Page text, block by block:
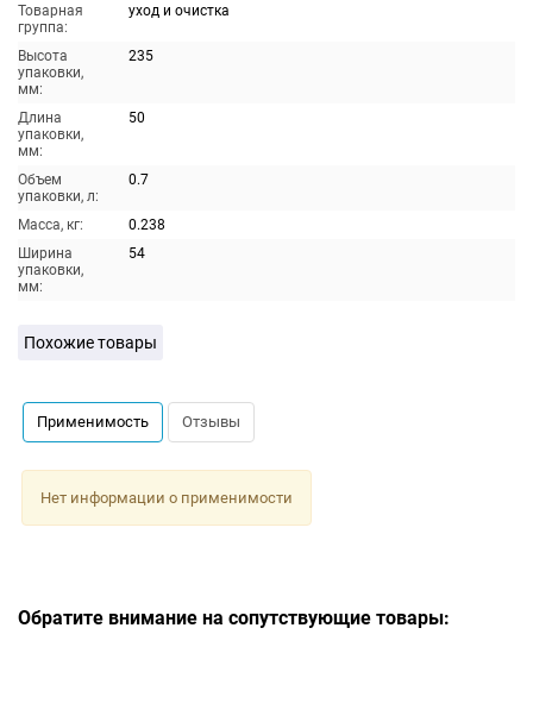
Товарная
группа:
уход и очистка
Высота
упаковки,
мм:
235
Длина
упаковки,
мм:
50
Объем
упаковки, л:
0.7
Масса, кг:
0.238
Ширина
упаковки,
мм:
54
Похожие товары
Применимость Отзывы
Нет информации о применимости
Обратите внимание на сопутствующие товары: